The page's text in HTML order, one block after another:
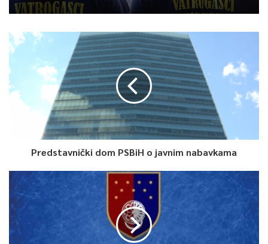
Predstavnički dom PSBiH o javnim nabavkama